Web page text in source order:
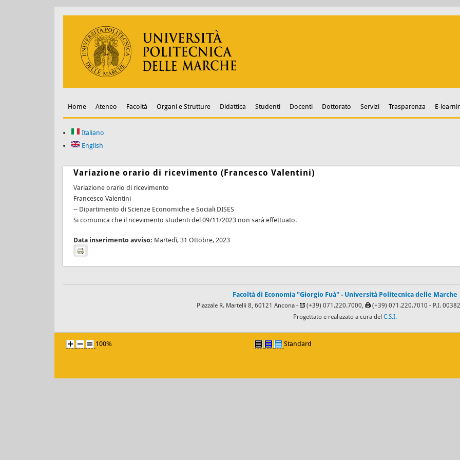
Home Ateneo Facoltà Organi e Strutture Didattica Studenti Docenti Dottorato Servizi Trasparenza E-
Italiano
English
Variazione orario di ricevimento (Francesco Valentini)
Variazione orario di ricevimento
Francesco Valentini
-- Dipartimento di Scienze Economiche e Sociali DISES
Si comunica che il ricevimento studenti del 09/11/2023 non sarà effettuato.
Data inserimento avviso: Martedì, 31 Ottobre, 2023
Facoltà di Economia "Giorgio Fuà" - Università Politecnica delle Marche
Piazzale R. Martelli 8, 60121 Ancona - (+39) 071.220.7000, (+39) 071.220.7010 - P.I.
Progettato e realizzato a cura del C.S.I.
100% Standard